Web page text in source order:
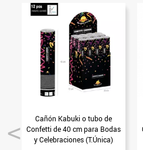
Cañón Kabuki o tubo de
Confetti de 40 cm para Bodas
y Celebraciones (T.Única)